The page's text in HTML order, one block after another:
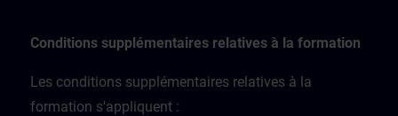
Conditions supplémentaires relatives à la formation
Les conditions supplémentaires relatives à la
formation s'appliquent :